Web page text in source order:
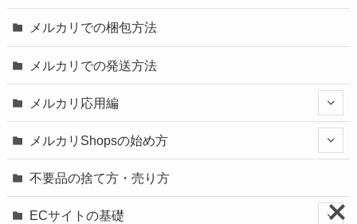
メルカリでの梱包方法
メルカリでの発送方法
メルカリ応用編
メルカリShopsの始め方
不要品の捨て方・売り方
ECサイトの基礎